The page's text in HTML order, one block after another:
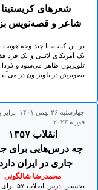
شعرهای
شاعر و قصه‌نویس
در این کتاب، با چند وجه
یک آمریکای لاتینی و یک فرد
تلویزیون ظاهر می‌شود و
تصویرش در تلویزیون در
فوريه ۲۰۲۳
انقلاب ۱۳۵۷
چه درس‌هایی برای
جاری در ایران
محمدرضا شالگونی
نخستین درس